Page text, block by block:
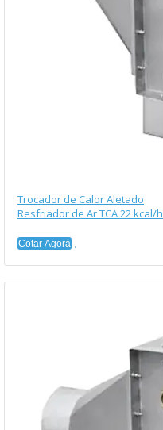
Trocador de Calor Aletado
Resfriador de Ar TCA 22 kcal/h
Cotar Agora